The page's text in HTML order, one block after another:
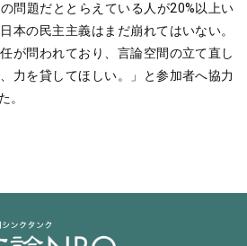
問題だととらえている人が20%以上い
本の民主主義はまだ崩れてはいない。
が問われており、言論空間の立て直し
力を貸してほしい。」と参加者へ協力
。